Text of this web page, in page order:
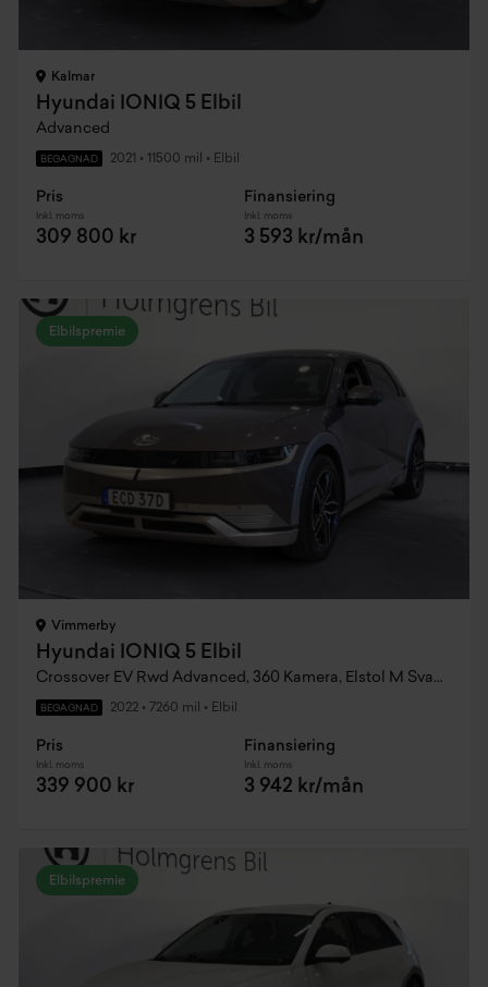
Kalmar
Hyundai IONIQ 5 Elbil
Advanced
BEGAGNAD 2021 • 11500 mil • Elbil
Pris
Inkl. moms
309 800 kr
Finansiering
Inkl. moms
3 593 kr/mån
Elbilspremie
Vimmerby
Hyundai IONIQ 5 Elbil
Crossover EV Rwd Advanced, 360 Kamera, Elstol M Svankstöd, Adaptiv Farthållare
BEGAGNAD 2022 • 7260 mil • Elbil
Pris
Inkl. moms
339 900 kr
Finansiering
Inkl. moms
3 942 kr/mån
Elbilspremie